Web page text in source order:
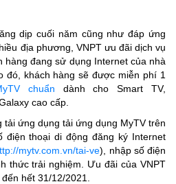
dịp cuối năm cũng như đáp ứng
địa phương, VNPT ưu đãi dịch vụ
hàng đang sử dụng Internet của nhà
đó, khách hàng sẽ được miễn phí 1
chuẩn dành cho Smart TV,
cao cấp.
ứng dụng tải ứng dụng MyTV trên
điện thoại di động đăng ký Internet
mytv.com.vn/tai-ve) , nhập số điện
thức trải nghiệm. Ưu đãi của VNPT
hết 31/12/2021.